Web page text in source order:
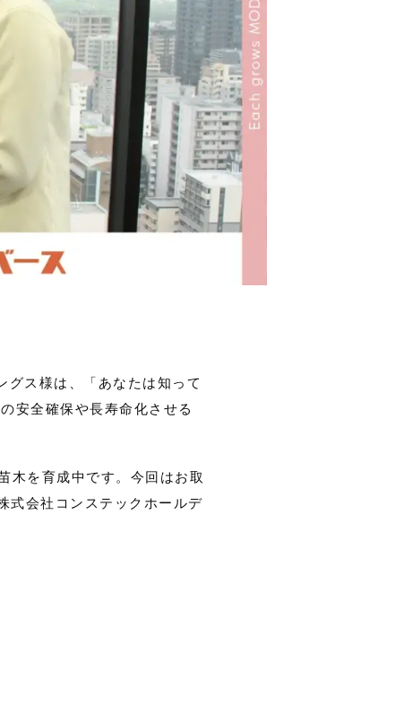
グス様は、「あなたは知って
安全確保や長寿命化させる
木を育成中です。今回はお取
式会社コンステックホールデ